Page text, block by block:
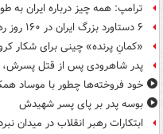
ترامپ: همه چیز درباره ایران
۶ دستاورد بزرگ ایران در ۱۶۰ روز رهبری رهبر انقلاب
«کمانِ پرنده» چینی برای شکار
پدر شاهرودی پس از قتل پسرش،
خود فروخته‌ها چطور با موساد
بوسه‌ پدر بر پای پسر شهیدش
ابتکارات رهبر انقلاب در میدان